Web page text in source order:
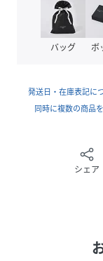
ウノ ピゥ ウノ ウ
"極上の普段着"と
い、
者に高揚と感動
1PIU1UGUALE3
クスラインなら
バッグ ボ
発送日・在庫表記に
同時に複数の商品
シェア